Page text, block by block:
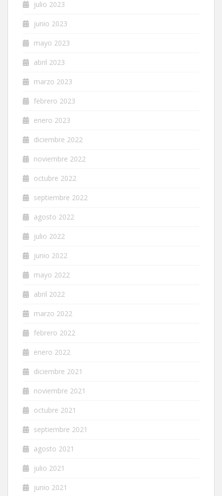
julio 2023
junio 2023
mayo 2023
abril 2023
marzo 2023
febrero 2023
enero 2023
diciembre 2022
noviembre 2022
octubre 2022
septiembre 2022
agosto 2022
julio 2022
junio 2022
mayo 2022
abril 2022
marzo 2022
febrero 2022
enero 2022
diciembre 2021
noviembre 2021
octubre 2021
septiembre 2021
agosto 2021
julio 2021
junio 2021